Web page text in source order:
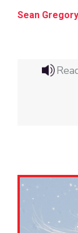
Sean Gregory
Click the
clipboard.
Paste the
share
might